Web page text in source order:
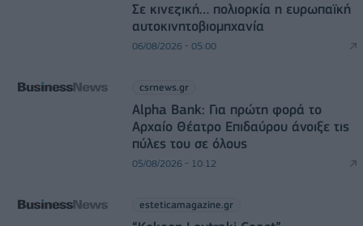
Σε κινεζική… πολιορκία η ευρωπαϊκή
αυτοκινητοβιομηχανία
06/08/2026 - 05:00
csrnews.gr
Alpha Bank: Για πρώτη φορά το
Αρχαίο Θέατρο Επιδαύρου άνοιξε τις
πύλες του σε όλους
05/08/2026 - 10:12
esteticamagazine.gr